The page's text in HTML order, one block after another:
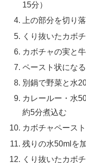
15分）
上の部分を切り
くり抜いたカボ
カボチャの実と
ペースト状にな
別鍋で野菜と水
カレールー・水
約5分煮込む
カボチャペース
残りの水50mlを
くり抜いたカボ